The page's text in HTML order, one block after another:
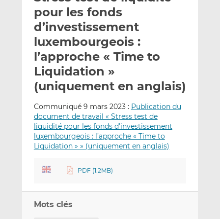
e
r
p
a
r
m
a
l
g
e
r
s
u
L
i
k
e
d
I
g
e
r
s
u
F
a
e
b
o
o
pour les fonds
d’investissement
luxembourgeois :
l’approche « Time to
Liquidation »
(uniquement en anglais)
Communiqué 9 mars 2023 : Publication du
document de travail « Stress test de
liquidité pour les fonds d’investissement
luxembourgeois : l’approche « Time to
Liquidation » » (uniquement en anglais)
PDF (1.2MB)
Mots clés